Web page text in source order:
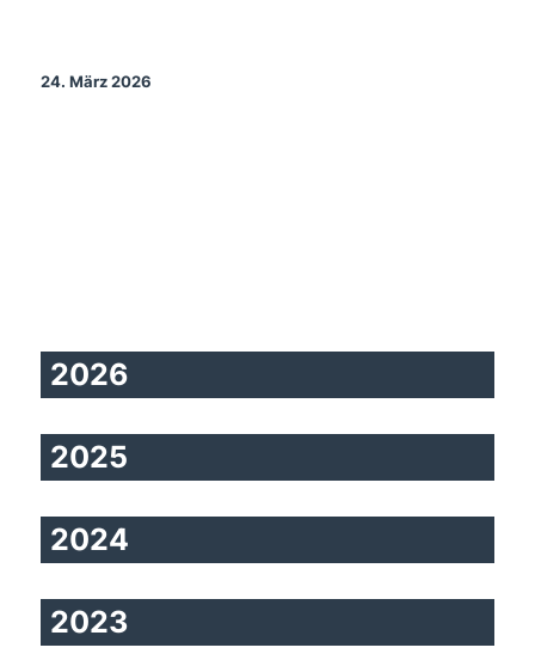
24. März 2026
2026
2025
2024
2023